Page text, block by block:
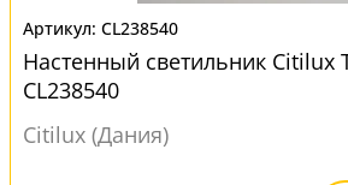
CL238540
Настенный светильник Citilux
CL238540
Citilux (Дания)